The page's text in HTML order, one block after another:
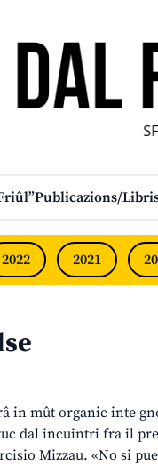
Publicazions/
2022 2021
in mût organic inte
dal incuintri fra il
Mizzau. «No si